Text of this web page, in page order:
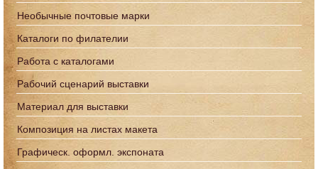
Необычные почтовые марки
Каталоги по филателии
Работа с каталогами
Рабочий сценарий выставки
Материал для выставки
Композиция на листах макета
Графическ. оформл. экспоната